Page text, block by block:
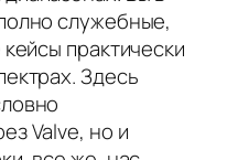
служебные,
практически
Здесь
Valve, но и